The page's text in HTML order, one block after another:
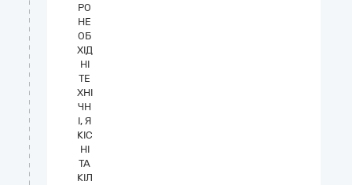
РО
НЕ
ОБ
ХІД
НІ
ТЕ
ХНІ
ЧН
І, Я
КІС
НІ
ТА
КІЛ